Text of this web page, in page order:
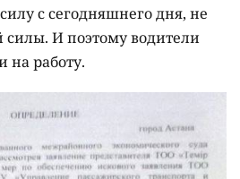
с сегодняшнего дня, не
И поэтому водители
на работу.